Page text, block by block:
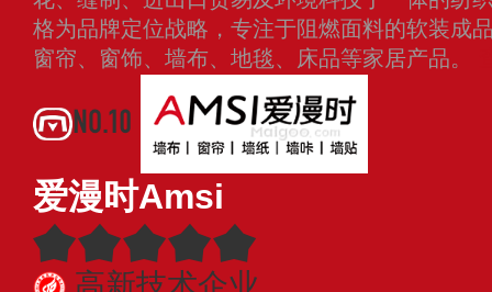
格为品牌定位战略，专注于阻燃面料的软装成
窗帘、窗饰、墙布、地毯、床品等家居产品。
NO.10
爱漫时Amsi